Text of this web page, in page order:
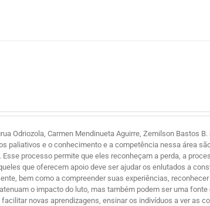
Odriozola, Carmen Mendinueta Aguirre, Zemilson Bastos
paliativos e o conhecimento e a competência nessa área
processo permite que eles reconheçam a perda, a
que oferecem apoio deve ser ajudar os enlutados a
bem como a compreender suas experiências,
o impacto do luto, mas também podem ser uma
novas aprendizagens, ensinar os indivíduos a ver as